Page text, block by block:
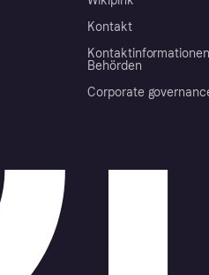
Kontakt
Behörden
Corporate